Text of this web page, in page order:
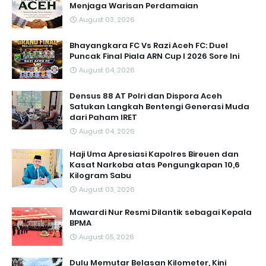
Menjaga Warisan Perdamaian
August 03, 2026
Bhayangkara FC Vs Razi Aceh FC: Duel
Puncak Final Piala ARN Cup I 2026 Sore Ini
August 04, 2026
Densus 88 AT Polri dan Dispora Aceh
Satukan Langkah Bentengi Generasi Muda
dari Paham IRET
August 04, 2026
Haji Uma Apresiasi Kapolres Bireuen dan
Kasat Narkoba atas Pengungkapan 10,6
Kilogram Sabu
August 03, 2026
Mawardi Nur Resmi Dilantik sebagai Kepala
BPMA
August 05, 2026
Dulu Memutar Belasan Kilometer, Kini